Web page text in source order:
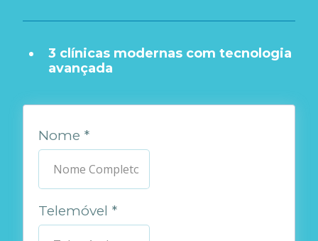
3 clínicas modernas com tecnologia
avançada
Nome *
Telemóvel *